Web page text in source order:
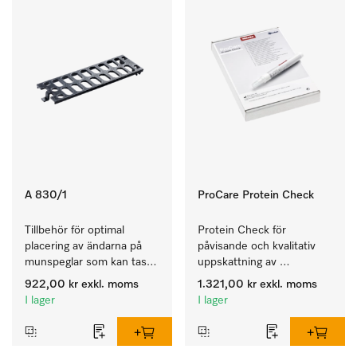
A 830/1
Tillbehör för optimal
placering av ändarna på
munspeglar som kan tas
isär.
922,00 kr exkl. moms
I lager
ProCare Protein Check
Protein Check för
påvisande och kvalitativ
uppskattning av
eventuella processrester.
1.321,00 kr exkl. moms
I lager